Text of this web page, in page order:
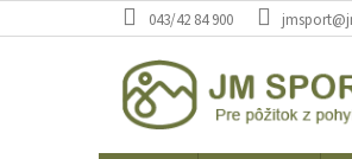
na
043/42 84 900